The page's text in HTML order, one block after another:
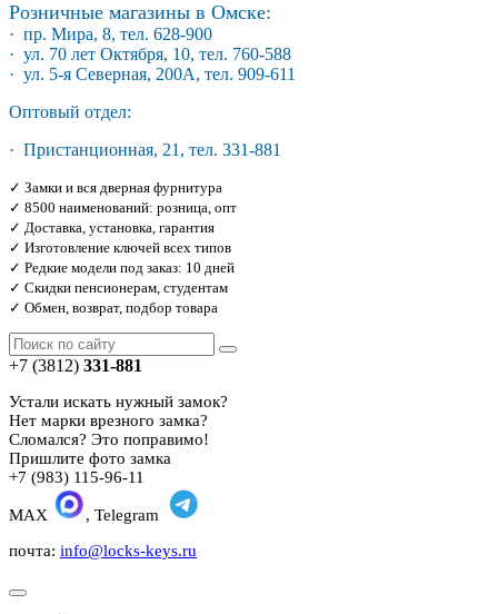
Розничные магазины в Омске:
· пр. Мира, 8, тел. 628-900
· ул. 70 лет Октября, 10, тел. 760-588
· ул. 5-я Северная, 200А, тел. 909-611
Оптовый отдел:
· Пристанционная, 21, тел. 331-881
✓ Замки и вся дверная фурнитура
✓ 8500 наименований: розница, опт
✓ Доставка, установка, гарантия
✓ Изготовление ключей всех типов
✓ Редкие модели под заказ: 10 дней
✓ Скидки пенсионерам, студентам
✓ Обмен, возврат, подбор товара
+7 (3812) 331-881
Устали искать нужный замок?
Нет марки врезного замка?
Сломался? Это поправимо!
Пришлите фото замка
+7 (983) 115-96-11
MAX
, Telegram
почта: info@locks-keys.ru